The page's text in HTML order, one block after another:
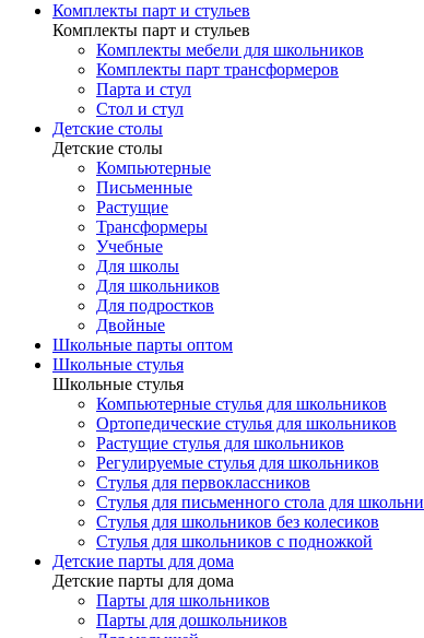
Комплекты парт и стульев
Комплекты парт и стульев
Комплекты мебели для школьников
Комплекты парт трансформеров
Парта и стул
Стол и стул
Детские столы
Детские столы
Компьютерные
Письменные
Растущие
Трансформеры
Учебные
Для школы
Для школьников
Для подростков
Двойные
Школьные парты оптом
Школьные стулья
Школьные стулья
Компьютерные стулья для школьников
Ортопедические стулья для школьников
Растущие стулья для школьников
Регулируемые стулья для школьников
Стулья для первоклассников
Стулья для письменного стола для
Стулья для школьников без колесиков
Стулья для школьников с подножкой
Детские парты для дома
Детские парты для дома
Парты для школьников
Парты для дошкольников